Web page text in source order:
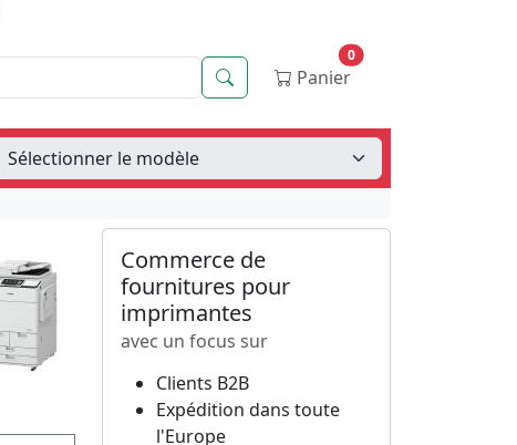
RecherchePanier
0
Commerce de
fournitures pour
imprimantes
avec un focus sur
Clients B2B
Expédition dans toute
l'Europe